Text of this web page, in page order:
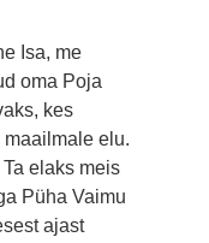
Isa, me
oma Poja
kes
elu.
elaks meis
Püha Vaimu
ajast